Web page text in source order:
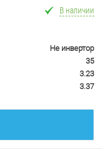
В наличии
Не инвертор
35
3.23
3.37